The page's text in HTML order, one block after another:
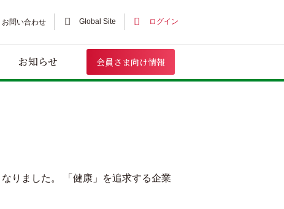
お問い合わせ Global Site ログイン
お知らせ 会員さま向け情報
りました。 「健康」を追求する企業